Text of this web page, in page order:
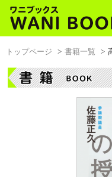
トップページ 書籍一覧